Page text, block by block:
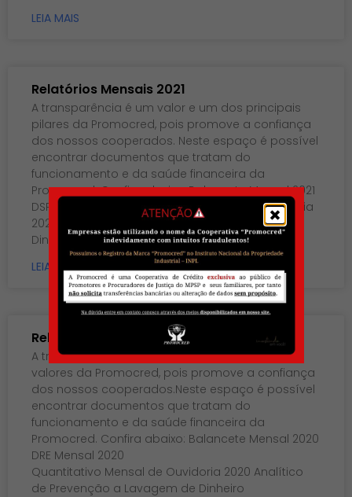
LEIA MAIS
Relatórios Mensais 2021
A transparência é um valor e um dos principais
pilares da Promocred, pois promove a confiança
dos nossos cooperados. Neste espaço é possível
encontrar documentos que tratam do
funcionamento e da saúde financeira da
Promocred. Confira abaixo: Balancete Mensal 2021
DSP Mensal 2021 Quantitativo Mensal de Ouvidoria
2021 Analítico de Prevenção a Lavagem de
Dinheiro
LEIA MAIS
Relatórios Mensais 2020
A transparência é um valor e um dos principais
valores da Promocred, pois promove a confiança
dos nossos cooperados.Neste espaço é possível
encontrar documentos que tratam do
funcionamento e da saúde financeira da
Promocred. Confira abaixo: Balancete Mensal 2020
DRE Mensal 2020
Quantitativo Mensal de Ouvidoria 2020 Analítico
de Prevenção a Lavagem de Dinheiro